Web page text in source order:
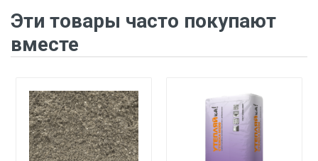
5-70 мм
0,6 МПа
МПа
Эти товары часто покупают
вместе